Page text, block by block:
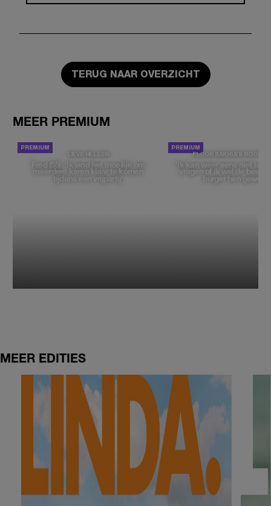
TERUG NAAR OVERZICHT
MEER PREMIUM
LIEVE HELEEN
Fred (55): 'Ik vind het moeilijk om
meerdere keren klaar te komen
tijdens een vrijpartij'
FLOOR BAKHUYS
'Ik kan weer eens niet
vragen of ik wel de beste,
burger ben
MEER EDITIES